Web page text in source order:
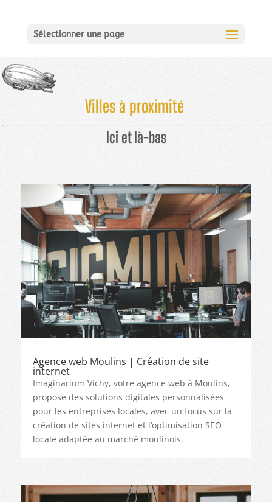
Sélectionner une page
Villes à proximité
Ici et là-bas
Agence web Moulins | Création de site
internet
Imaginarium Vichy, votre agence web à Moulins,
propose des solutions digitales personnalisées
pour les entreprises locales, avec un focus sur la
création de sites internet et l’optimisation SEO
locale adaptée au marché moulinois.